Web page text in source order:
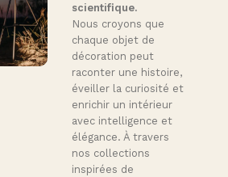
scientifique.
Nous croyons que
chaque objet de
décoration peut
raconter une histoire,
éveiller la curiosité et
enrichir un intérieur
avec intelligence et
élégance. À travers
nos collections
inspirées de